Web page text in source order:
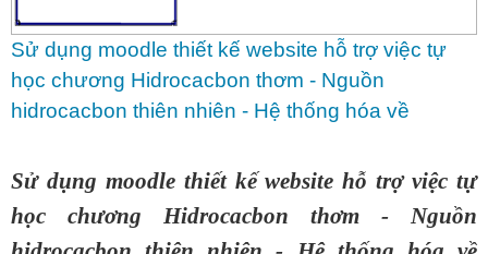
Sử dụng moodle thiết kế website hỗ trợ việc tự
học chương Hidrocacbon thơm - Nguồn
hidrocacbon thiên nhiên - Hệ thống hóa về
Sử dụng moodle thiết kế website hỗ trợ việc tự
học chương Hidrocacbon thơm - Nguồn